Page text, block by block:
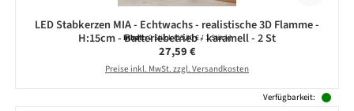
LED Stabkerzen MIA - Echtwachs - realistische 3D Flamme -
H:15cm - Batteriebetrieb - karamell - 2 St
Inhalt:2 Stück(13,80 € / 1 Stück)
Regulärer Preis:
27,59 €
Preise inkl. MwSt. zzgl. Versandkosten
Verfügbarkeit: